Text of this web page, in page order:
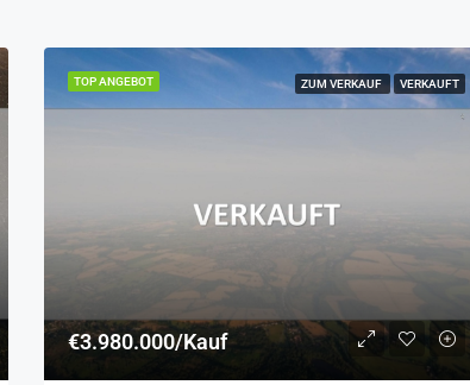
TOP ANGEBOT ZUM VERKAUF VERKAUFT
€3.980.000/Kauf